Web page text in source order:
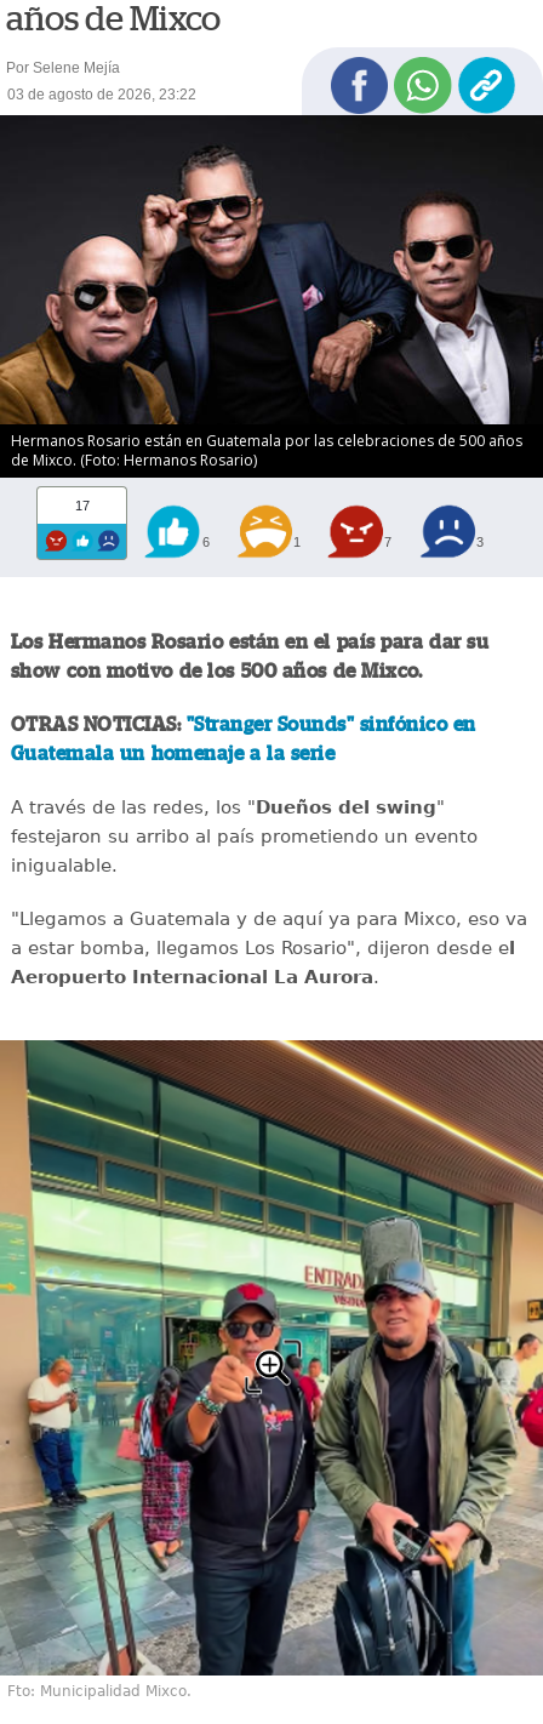
años de Mixco
Por Selene Mejía
03 de agosto de 2026, 23:22
Hermanos Rosario están en Guatemala por las celebraciones de 500 años
de Mixco. (Foto: Hermanos Rosario)
17
6 1 7 3
Los Hermanos Rosario están en el país para dar su
show con motivo de los 500 años de Mixco.
OTRAS NOTICIAS: "Stranger Sounds" sinfónico en
Guatemala un homenaje a la serie
A través de las redes, los " Dueños del swing"
festejaron su arribo al país prometiendo un evento
inigualable.
"Llegamos a Guatemala y de aquí ya para Mixco, eso va
a estar bomba, llegamos Los Rosario", dijeron desde el
Aeropuerto Internacional La Aurora.
Fto: Municipalidad Mixco.